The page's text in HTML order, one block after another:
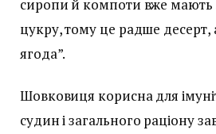
сиропи й компоти вже мають
цукру, тому це радше десерт,
ягода”.
Шовковиця корисна для
судин і загального раціону